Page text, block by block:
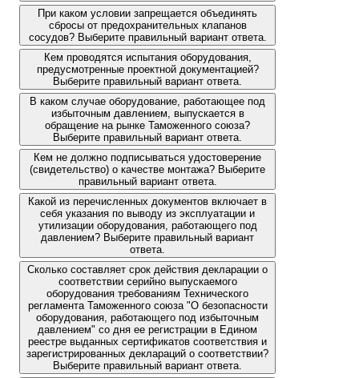
При каком условии запрещается объединять
сбросы от предохранительных клапанов
сосудов? Выберите правильный вариант ответа.
Кем проводятся испытания оборудования,
предусмотренные проектной документацией?
Выберите правильный вариант ответа.
В каком случае оборудование, работающее под
избыточным давлением, выпускается в
обращение на рынке Таможенного союза?
Выберите правильный вариант ответа.
Кем не должно подписываться удостоверение
(свидетельство) о качестве монтажа? Выберите
правильный вариант ответа.
Какой из перечисленных документов включает в
себя указания по выводу из эксплуатации и
утилизации оборудования, работающего под
давлением? Выберите правильный вариант
ответа.
Сколько составляет срок действия декларации о
соответствии серийно выпускаемого
оборудования требованиям Технического
регламента Таможенного союза "О безопасности
оборудования, работающего под избыточным
давлением" со дня ее регистрации в Едином
реестре выданных сертификатов соответствия и
зарегистрированных деклараций о соответствии?
Выберите правильный вариант ответа.